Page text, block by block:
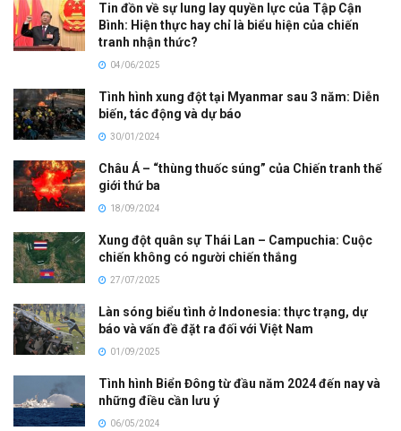
Tin đồn về sự lung lay quyền lực của Tập Cận
Bình: Hiện thực hay chỉ là biểu hiện của chiến
tranh nhận thức?
04/06/2025
Tình hình xung đột tại Myanmar sau 3 năm: Diễn
biến, tác động và dự báo
30/01/2024
Châu Á – “thùng thuốc súng” của Chiến tranh thế
giới thứ ba
18/09/2024
Xung đột quân sự Thái Lan – Campuchia: Cuộc
chiến không có người chiến thắng
27/07/2025
Làn sóng biểu tình ở Indonesia: thực trạng, dự
báo và vấn đề đặt ra đối với Việt Nam
01/09/2025
Tình hình Biển Đông từ đầu năm 2024 đến nay và
những điều cần lưu ý
06/05/2024